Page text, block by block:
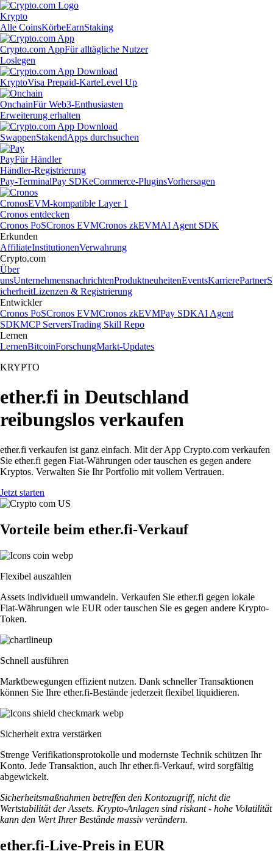
Krypto
Alle CoinsKörbeEarnStaking
Crypto.com AppFür alltägliche Nutzer
Loslegen
KryptoVisa Prepaid-KarteLevel Up
OnchainFür Web3-Enthusiasten
Erweiterung erhalten
SwappenStakendApps durchsuchen
PayFür Händler
Händler-Registrierung
Pay-TerminalPay SDKeCommerce-PluginsVorhersagen
CronosEVM-kompatible Layer 1
Cronos entdecken
Cronos PoSCronos EVMCronos zkEVMAI Agent SDK
Erkunden
AffiliateInstitutionenVerwahrung
Crypto.com
Über
unsUnternehmensnachrichtenProduktneuheitenEventsKarrierePartnerS
icherheitLizenzen & Registrierung
Entwickler
Cronos PoSCronos EVMCronos zkEVMPay SDKAI Agent
SDKMCP ServersTrading Skill Repo
Lernen
LernenBitcoinForschungMarkt-Updates
KRYPTO
ether.fi in Deutschland
reibungslos verkaufen
ether.fi verkaufen ist ganz einfach. Mit der App Crypto.com verkaufen
Sie ether.fi gegen Fiat-Währungen oder tauschen es gegen andere
Kryptos. Verwalten Sie Ihr Portfolio mit vollem Vertrauen.
Jetzt starten
Vorteile beim ether.fi-Verkauf
Flexibel auszahlen
Assets individuell umwandeln. Verkaufen Sie ether.fi gegen lokale
Fiat-Währungen wie EUR oder tauschen Sie es gegen andere Krypto-
Token.
Schnell ausführen
Marktbewegungen effizient nutzen. Dank schneller Transaktionen
können Sie Ihre ether.fi-Bestände jederzeit flexibel liquidieren.
Sicherheit extra verstärken
Strenge Verifikationsprotokolle und modernste Technik schützen Ihr
Konto. Jede Transaktion, auch Ihr ether.fi-Verkauf, wird sorgfältig
abgewickelt.
Sicherheitsmaßnahmen betreffen den Kontozugriff, nicht die
Wertstabilität der Assets. Krypto-Anlagen sind riskant - hohe Volatilität
kann den Wert Ihrer Bestände massiv verändern.
ether.fi-Live-Preis in EUR